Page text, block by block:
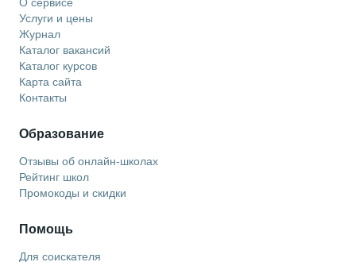
Услуги и цены
Журнал
Каталог вакансий
Каталог курсов
Карта сайта
Контакты
Образование
Отзывы об онлайн-школах
Рейтинг школ
Промокоды и скидки
Помощь
Для соискателя